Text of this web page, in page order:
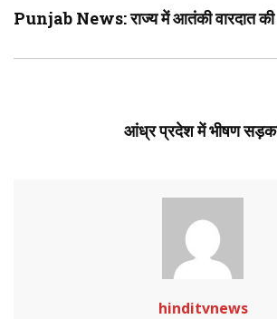
Punjab News: राज्य में आतंकी वारदात की
आंध्र प्रदेश में भीषण सड़क
hinditvnews